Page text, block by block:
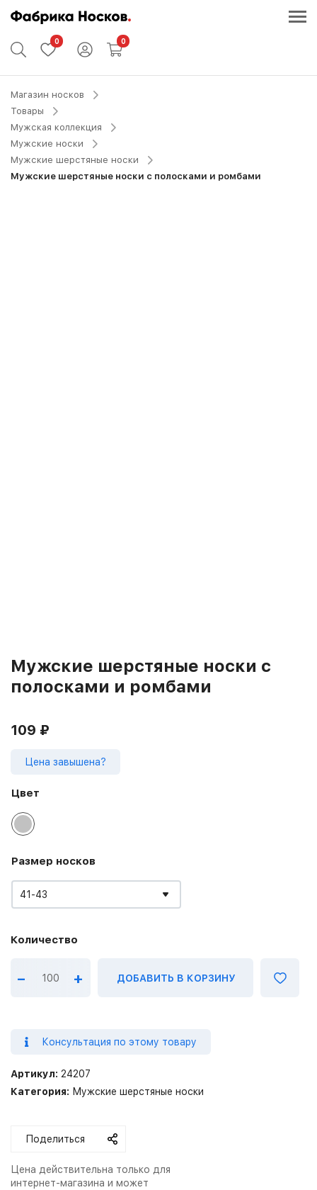
0 0
Магазин носков
Товары
Мужская коллекция
Мужские носки
Мужские шерстяные носки
Мужские шерстяные носки с полосками и ромбами
Мужские шерстяные носки с
полосками и ромбами
109 ₽
Цена завышена?
Цвет
Размер носков
41-43
– + ДОБАВИТЬ В КОРЗИНУ
Консультация по этому товару
Артикул: 24207
Категория: Мужские шерстяные носки
Поделиться
Цена действительна только для
интернет-магазина и может